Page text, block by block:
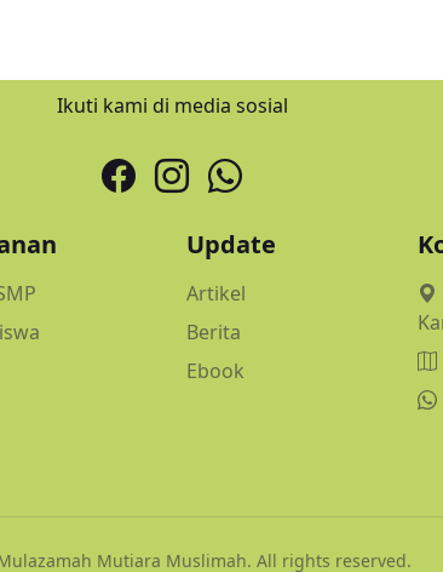
Ikuti kami di media sosial
Update
Artikel
Berita
Ebook
Mutiara Muslimah. All rights reserved.